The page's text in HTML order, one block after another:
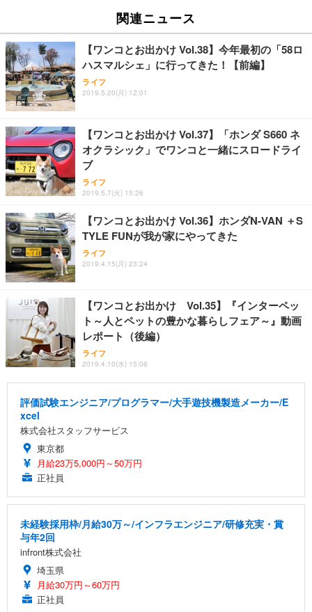
関連ニュース
【ワンコとお出かけ Vol.38】今年最初の「58ロ
ハスマルシェ」に行ってきた！【前編】
ライフ
2019.5.20(月) 12:01
【ワンコとお出かけ Vol.37】「ホンダ S660 ネ
オクラシック」でワンコと一緒にスロードライ
ブ
ライフ
2019.5.7(火) 15:26
【ワンコとお出かけ Vol.36】ホンダN-VAN ＋S
TYLE FUNが我が家にやってきた
ライフ
2019.4.15(月) 23:24
【ワンコとお出かけ Vol.35】『インターペッ
ト～人とペットの豊かな暮らしフェア～』動画
レポート（後編）
ライフ
2019.4.10(水) 15:06
評価試験エンジニア/プログラマー/大手遊技機製造メーカー/E
xcel
株式会社スタッフサービス
東京都
月給23万5,000円～50万円
正社員
未経験採用枠/月給30万～/インフラエンジニア/研修充実・賞
与年2回
infront株式会社
埼玉県
月給30万円～60万円
正社員